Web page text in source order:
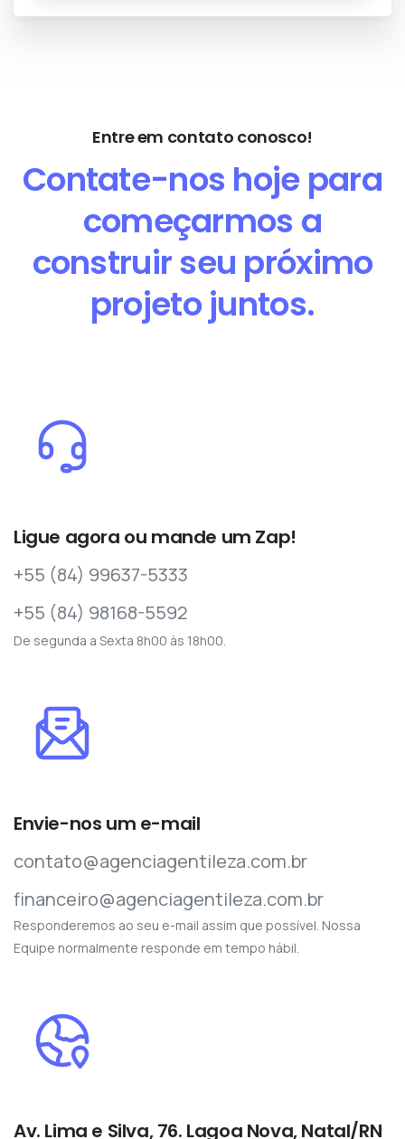
Entre em contato conosco!
Contate-nos hoje para
começarmos a
construir seu próximo
projeto juntos.
Ligue agora ou mande um Zap!
+55 (84) 99637-5333
+55 (84) 98168-5592
De segunda a Sexta 8h00 às 18h00.
Envie-nos um e-mail
contato@agenciagentileza.com.br
financeiro@agenciagentileza.com.br
Responderemos ao seu e-mail assim que possível. Nossa
Equipe normalmente responde em tempo hábil.
Av. Lima e Silva, 76. Lagoa Nova, Natal/RN